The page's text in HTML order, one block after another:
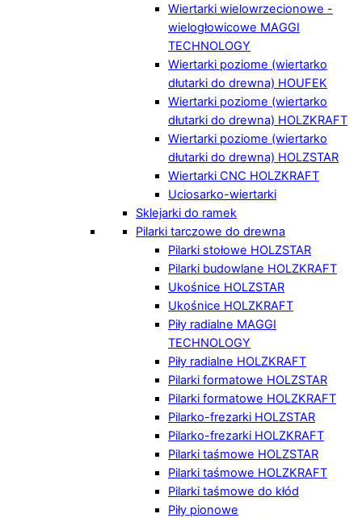
Wiertarki wielowrzecionowe -
wielogłowicowe MAGGI
TECHNOLOGY
Wiertarki poziome (wiertarko
dłutarki do drewna) HOUFEK
Wiertarki poziome (wiertarko
dłutarki do drewna) HOLZKRAFT
Wiertarki poziome (wiertarko
dłutarki do drewna) HOLZSTAR
Wiertarki CNC HOLZKRAFT
Uciosarko-wiertarki
Sklejarki do ramek
Pilarki tarczowe do drewna
Pilarki stołowe HOLZSTAR
Pilarki budowlane HOLZKRAFT
Ukośnice HOLZSTAR
Ukośnice HOLZKRAFT
Piły radialne MAGGI
TECHNOLOGY
Piły radialne HOLZKRAFT
Pilarki formatowe HOLZSTAR
Pilarki formatowe HOLZKRAFT
Pilarko-frezarki HOLZSTAR
Pilarko-frezarki HOLZKRAFT
Pilarki taśmowe HOLZSTAR
Pilarki taśmowe HOLZKRAFT
Pilarki taśmowe do kłód
Piły pionowe